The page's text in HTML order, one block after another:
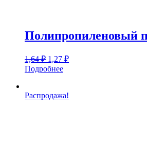
Полипропиленовый
1,64₽ Первоначальная
цена
составляла
1,27 ₽Текущая
Подробнее
Распродажа!